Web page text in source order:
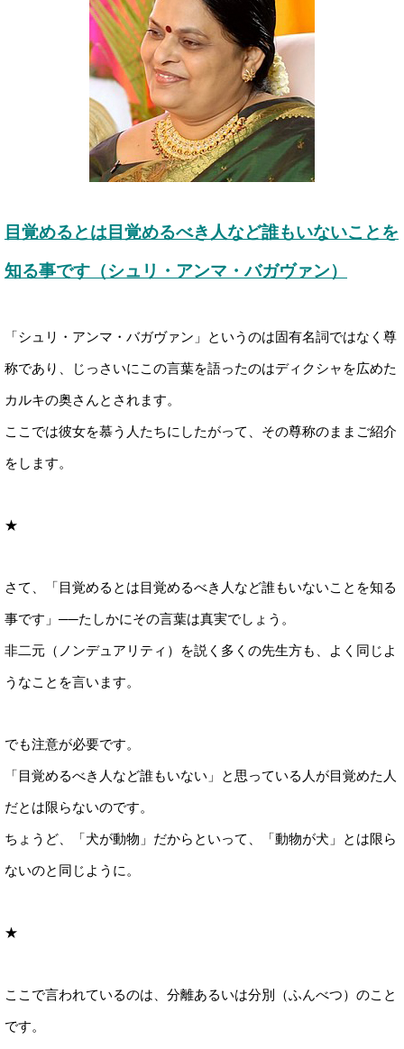
目覚めるとは目覚めるべき人など誰もいないことを
知る事です（シュリ・アンマ・バガヴァン）
「シュリ・アンマ・バガヴァン」というのは固有名詞ではなく尊
称であり、じっさいにこの言葉を語ったのはディクシャを広めた
カルキの奥さんとされます。
ここでは彼女を慕う人たちにしたがって、その尊称のままご紹介
をします。
★
さて、「目覚めるとは目覚めるべき人など誰もいないことを知る
事です」──たしかにその言葉は真実でしょう。
非二元（ノンデュアリティ）を説く多くの先生方も、よく同じよ
うなことを言います。
でも注意が必要です。
「目覚めるべき人など誰もいない」と思っている人が目覚めた人
だとは限らないのです。
ちょうど、「犬が動物」だからといって、「動物が犬」とは限ら
ないのと同じように。
★
ここで言われているのは、分離あるいは分別（ふんべつ）のこと
です。